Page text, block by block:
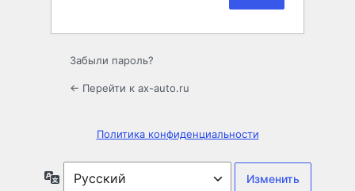
Забыли пароль?
← Перейти к ax-auto.ru
Политика конфиденциальности
Язык